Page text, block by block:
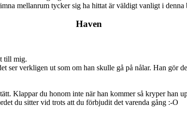
mellanrum tycker sig ha hittat är väldigt vanligt i denna
Haven
till mig.
ser verkligen ut som om han skulle gå på nålar. Han
Klappar du honom inte när han kommer så kryper han
du sitter vid trots att du förbjudit det varenda gång :-O